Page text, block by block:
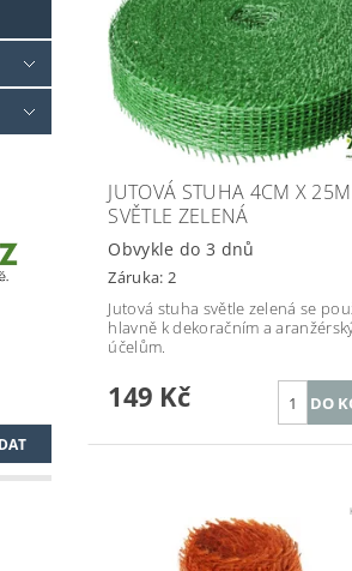
JUTOVÁ STUHA 4CM X
SVĚTLE ZELENÁ
Obvykle do 3 dnů
Záruka: 2
Jutová stuha světle zelená se
hlavně k dekoračním a
účelům.
149 Kč